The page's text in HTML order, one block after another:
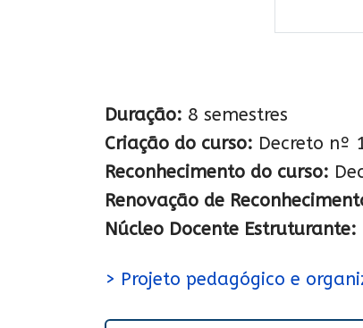
Duração: 8 semestres
Criação do curso: Decreto nº
Reconhecimento do curso:
Renovação de
Núcleo Docente Estruturante:
> Projeto pedagógico e